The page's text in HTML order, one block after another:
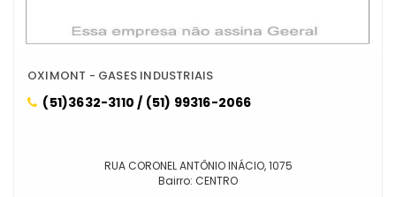
OXIMONT - GASES INDUSTRIAIS
(51)3632-3110 / (51) 99316-2066
RUA CORONEL ANTÔNIO INÁCIO, 1075
Bairro: CENTRO